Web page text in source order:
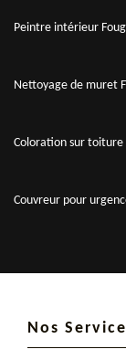
Peintre intérieur
Nettoyage de muret
Coloration sur toiture
Couvreur pour
Nos